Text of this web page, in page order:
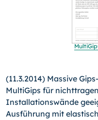
(11.3.2014) Massive
MultiGips für
Installationswände
Ausführung mit